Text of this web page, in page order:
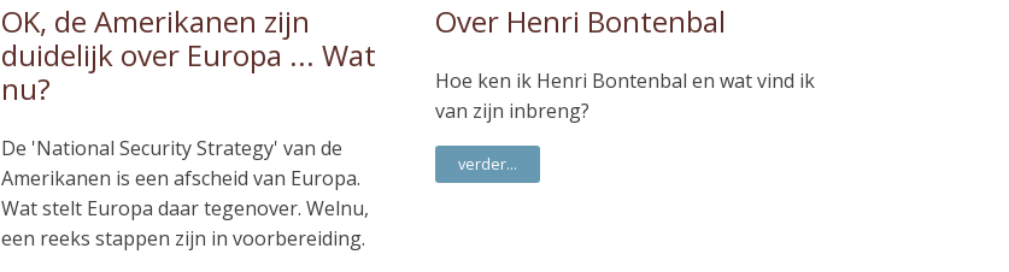
OK, de Amerikanen zijn
duidelijk over Europa ... Wat
nu?
De 'National Security Strategy' van de
Amerikanen is een afscheid van Europa.
Wat stelt Europa daar tegenover. Welnu,
een reeks stappen zijn in voorbereiding.
Over Henri Bontenbal
Hoe ken ik Henri Bontenbal en wat vind ik
van zijn inbreng?
verder...